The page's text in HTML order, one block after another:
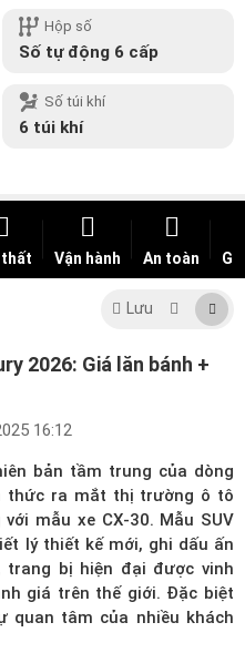
Hộp số
Số tự động 6 cấp
Số túi khí
6 túi khí
thất Vận hành An toàn
Lưu
2026: Giá lăn bánh +
16:12
bản tầm trung của dòng
thức ra mắt thị trường ô tô
mẫu xe CX-30. Mẫu SUV
lý thiết kế mới, ghi dấu ấn
trang bị hiện đại được vinh
giá trên thế giới. Đặc biệt
quan tâm của nhiều khách